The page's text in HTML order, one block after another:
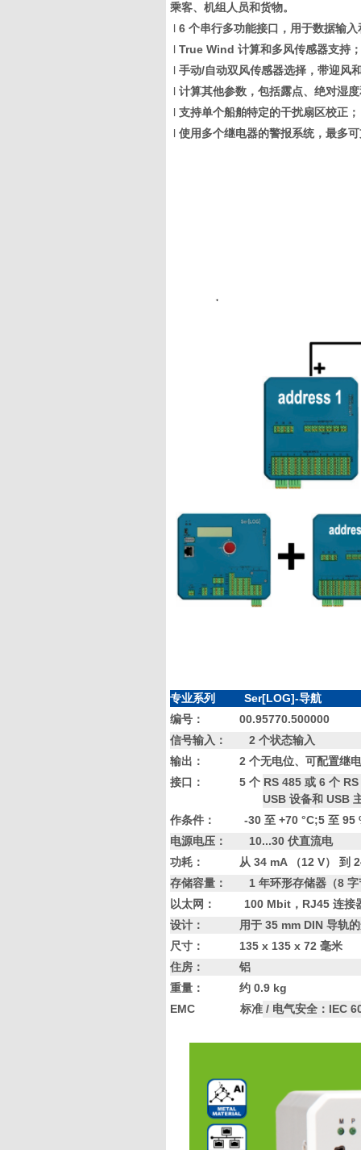
乘客、机组人员和货物。
l 6 个串行多功能接口，用于数据输入
l True Wind 计算和多风传感器支持；
l 手动/自动双风传感器选择，带迎风
l 计算其他参数，包括露点、绝对湿
l 支持单个船舶特定的干扰扇区校正；
l 使用多个继电器的警报系统，最多
专业系列
Ser[LOG]-导航
编号：
00.95770.500000
信号输入：
2 个状态输入
输出：
2 个无电位、可配置继
接口：
5 个 RS 485 或 6 个
USB 设备和 USB
作条件：
-30 至 +70 °C;5 至 95
电源电压：
10...30 伏直流电
功耗：
从 34 mA （12 V） 到
存储容量：
1 年环形存储器（8
以太网：
100 Mbit，RJ45 连接
设计：
用于 35 mm DIN 导轨
尺寸：
135 x 135 x 72 毫米
住房：
铝
重量：
约 0.9 kg
EMC 标准 / 电气安全：IEC 60945